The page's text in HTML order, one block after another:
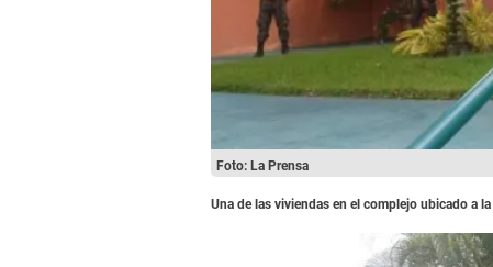
Foto: La Prensa
Una de las viviendas en el complejo ubicado a